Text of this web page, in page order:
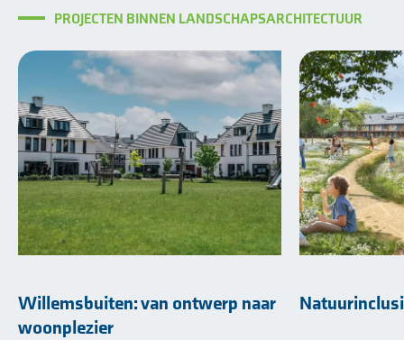
PROJECTEN BINNEN LANDSCHAPSARCHITECTUUR
Willemsbuiten: van ontwerp naar
woonplezier